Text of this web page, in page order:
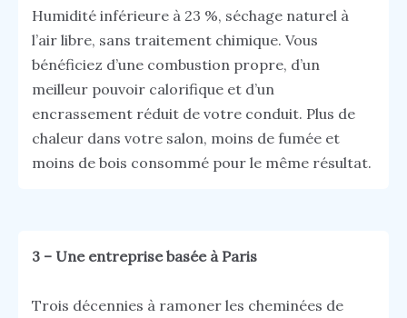
Humidité inférieure à 23 %, séchage naturel à
l’air libre, sans traitement chimique. Vous
bénéficiez d’une combustion propre, d’un
meilleur pouvoir calorifique et d’un
encrassement réduit de votre conduit. Plus de
chaleur dans votre salon, moins de fumée et
moins de bois consommé pour le même résultat.
3 – Une entreprise basée à Paris
Trois décennies à ramoner les cheminées de